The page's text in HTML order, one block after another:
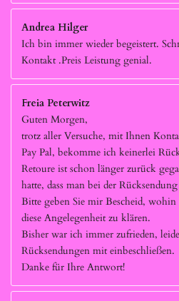
Andrea Hilger
Ich bin immer wieder begeistert.
Kontakt .Preis Leistung genial.
Freia Peterwitz
Guten Morgen,
trotz aller Versuche, mit Ihnen
Pay Pal, bekomme ich keinerlei
Retoure ist schon länger zurück
hatte, dass man bei der
Bitte geben Sie mir Bescheid,
diese Angelegenheit zu klären.
Bisher war ich immer zufrieden,
Rücksendungen mit einbeschließen.
Danke für Ihre Antwort!